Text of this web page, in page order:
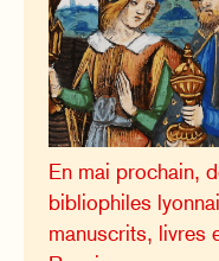
En mai prochain,
bibliophiles
manuscrits, livres